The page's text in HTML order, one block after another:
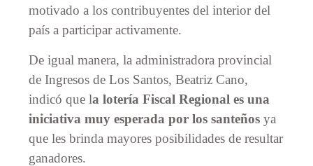
motivado a los contribuyentes del interior del
país a participar activamente.
De igual manera, la administradora provincial
de Ingresos de Los Santos, Beatriz Cano,
indicó que la lotería Fiscal Regional es una
iniciativa muy esperada por los santeños ya
que les brinda mayores posibilidades de resultar
ganadores.